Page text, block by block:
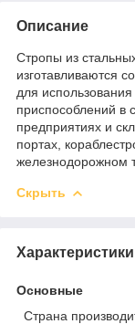
Описание
Стропы из
изготавливаются
для использования
приспособлений в
предприятиях и
портах,
железнодорожном
Скрыть
Характеристики
Основные
Страна